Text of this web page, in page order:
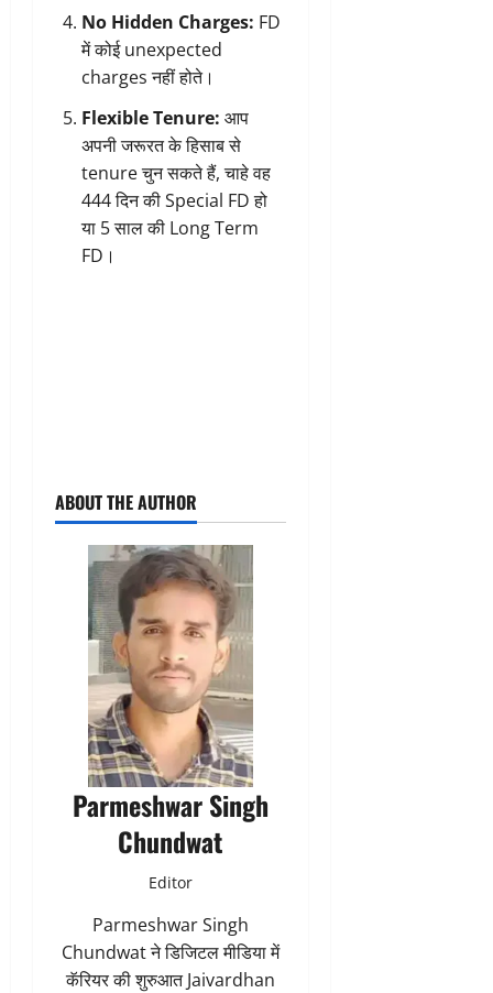
No Hidden Charges: FD
में कोई unexpected
charges नहीं होते।
Flexible Tenure: आप
अपनी जरूरत के हिसाब से
tenure चुन सकते हैं, चाहे वह
444 दिन की Special FD हो
या 5 साल की Long Term
FD।
ABOUT THE AUTHOR
Parmeshwar Singh
Chundwat
Editor
Parmeshwar Singh
Chundwat ने डिजिटल मीडिया में
कॅरियर की शुरुआत Jaivardhan